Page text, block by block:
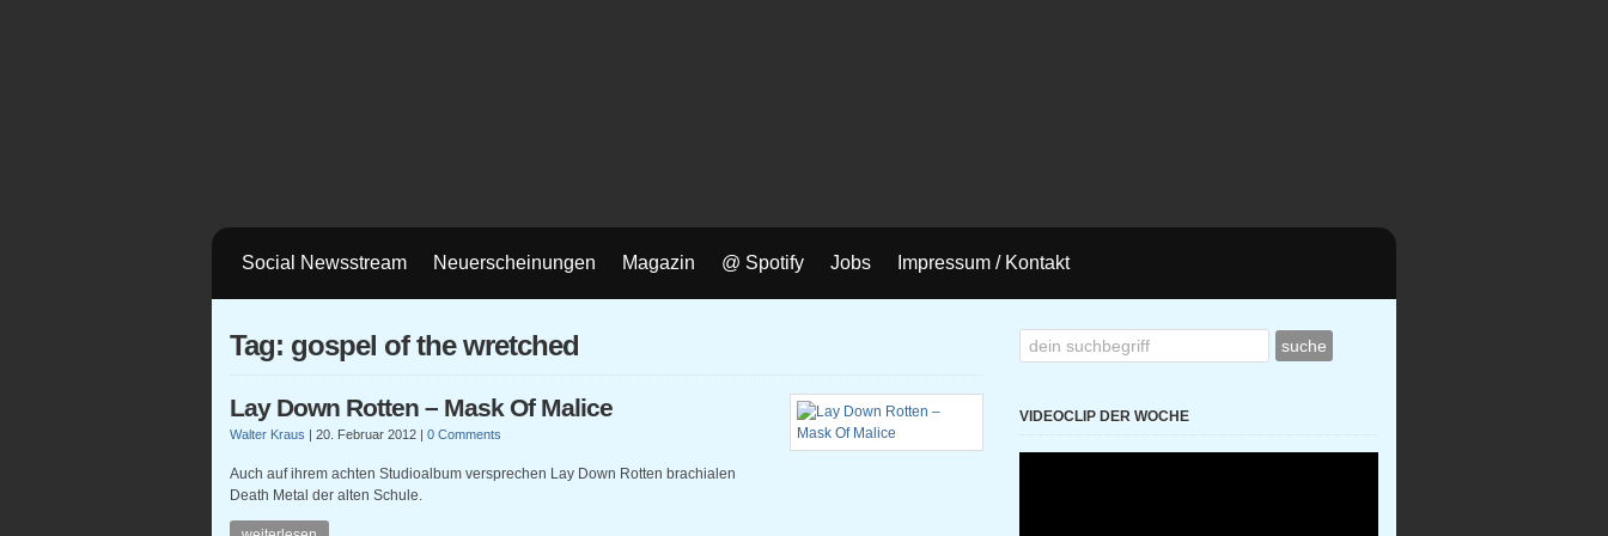
Social Newsstream Neuerscheinungen Magazin @ Spotify Jobs Impressum / Kontakt
Tag: gospel of the wretched
Lay Down Rotten – Mask Of Malice
Walter Kraus | 20. Februar 2012 | 0 Comments
Auch auf ihrem achten Studioalbum versprechen Lay Down Rotten brachialen
Death Metal der alten Schule.
VIDEOCLIP DER WOCHE